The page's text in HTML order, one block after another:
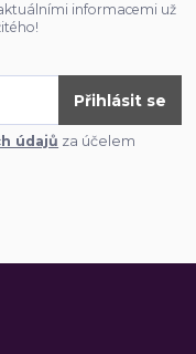
informacemi už
Přihlásit se
údajů za účelem